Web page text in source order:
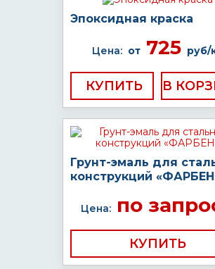
Эпоксидная краска
Цена: от 725 руб/
КУПИТЬ
Грунт-эмаль для
конструкций
Цена:по
КУПИТЬ